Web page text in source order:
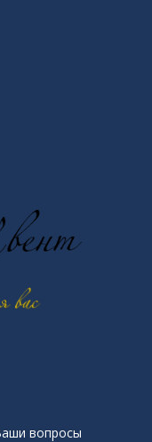
вопросы